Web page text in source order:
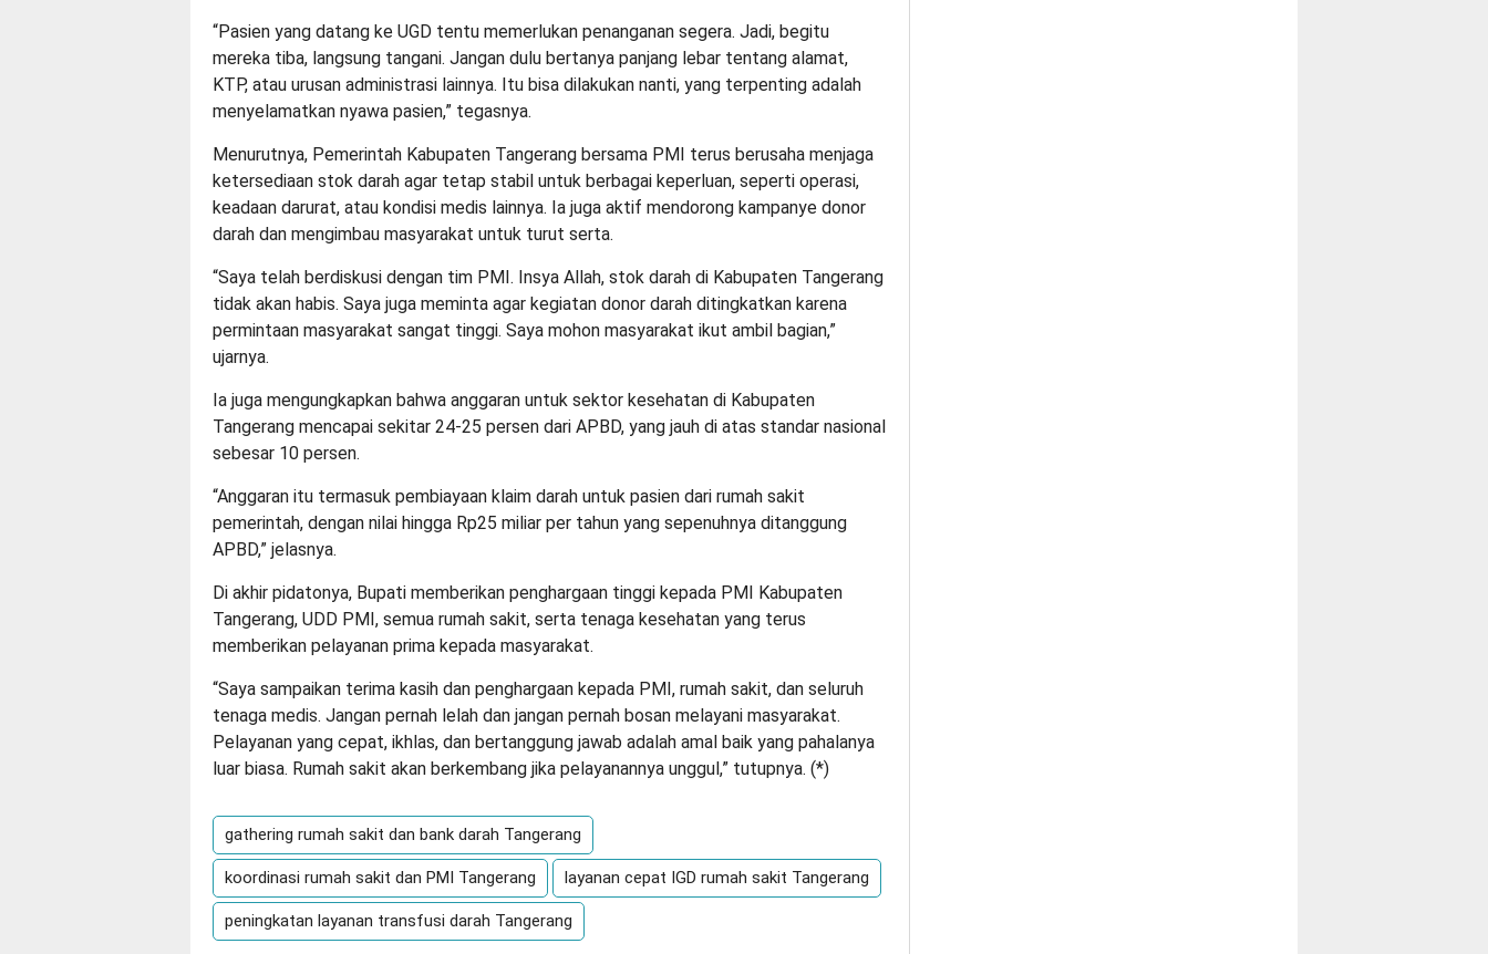
“Pasien yang datang ke UGD tentu memerlukan penanganan segera. Jadi, begitu
mereka tiba, langsung tangani. Jangan dulu bertanya panjang lebar tentang alamat,
KTP, atau urusan administrasi lainnya. Itu bisa dilakukan nanti, yang terpenting adalah
menyelamatkan nyawa pasien,” tegasnya.
Menurutnya, Pemerintah Kabupaten Tangerang bersama PMI terus berusaha menjaga
ketersediaan stok darah agar tetap stabil untuk berbagai keperluan, seperti operasi,
keadaan darurat, atau kondisi medis lainnya. Ia juga aktif mendorong kampanye donor
darah dan mengimbau masyarakat untuk turut serta.
“Saya telah berdiskusi dengan tim PMI. Insya Allah, stok darah di Kabupaten Tangerang
tidak akan habis. Saya juga meminta agar kegiatan donor darah ditingkatkan karena
permintaan masyarakat sangat tinggi. Saya mohon masyarakat ikut ambil bagian,”
ujarnya.
Ia juga mengungkapkan bahwa anggaran untuk sektor kesehatan di Kabupaten
Tangerang mencapai sekitar 24-25 persen dari APBD, yang jauh di atas standar nasional
sebesar 10 persen.
“Anggaran itu termasuk pembiayaan klaim darah untuk pasien dari rumah sakit
pemerintah, dengan nilai hingga Rp25 miliar per tahun yang sepenuhnya ditanggung
APBD,” jelasnya.
Di akhir pidatonya, Bupati memberikan penghargaan tinggi kepada PMI Kabupaten
Tangerang, UDD PMI, semua rumah sakit, serta tenaga kesehatan yang terus
memberikan pelayanan prima kepada masyarakat.
“Saya sampaikan terima kasih dan penghargaan kepada PMI, rumah sakit, dan seluruh
tenaga medis. Jangan pernah lelah dan jangan pernah bosan melayani masyarakat.
Pelayanan yang cepat, ikhlas, dan bertanggung jawab adalah amal baik yang pahalanya
luar biasa. Rumah sakit akan berkembang jika pelayanannya unggul,” tutupnya. (*)
gathering rumah sakit dan bank darah Tangerang
koordinasi rumah sakit dan PMI Tangerang layanan cepat IGD rumah sakit Tangerang
peningkatan layanan transfusi darah Tangerang